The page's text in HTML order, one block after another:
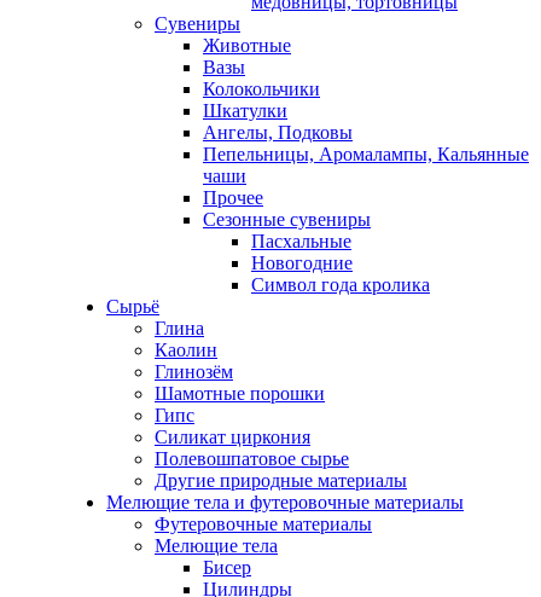
Сувениры
Животные
Вазы
Колокольчики
Шкатулки
Ангелы, Подковы
Пепельницы, Аромалампы, Кальянные
чаши
Прочее
Сезонные сувениры
Пасхальные
Новогодние
Символ года кролика
Сырьё
Глина
Каолин
Глинозём
Шамотные порошки
Гипс
Силикат циркония
Полевошпатовое сырье
Другие природные материалы
Мелющие тела и футеровочные материалы
Футеровочные материалы
Мелющие тела
Бисер
Цилиндры